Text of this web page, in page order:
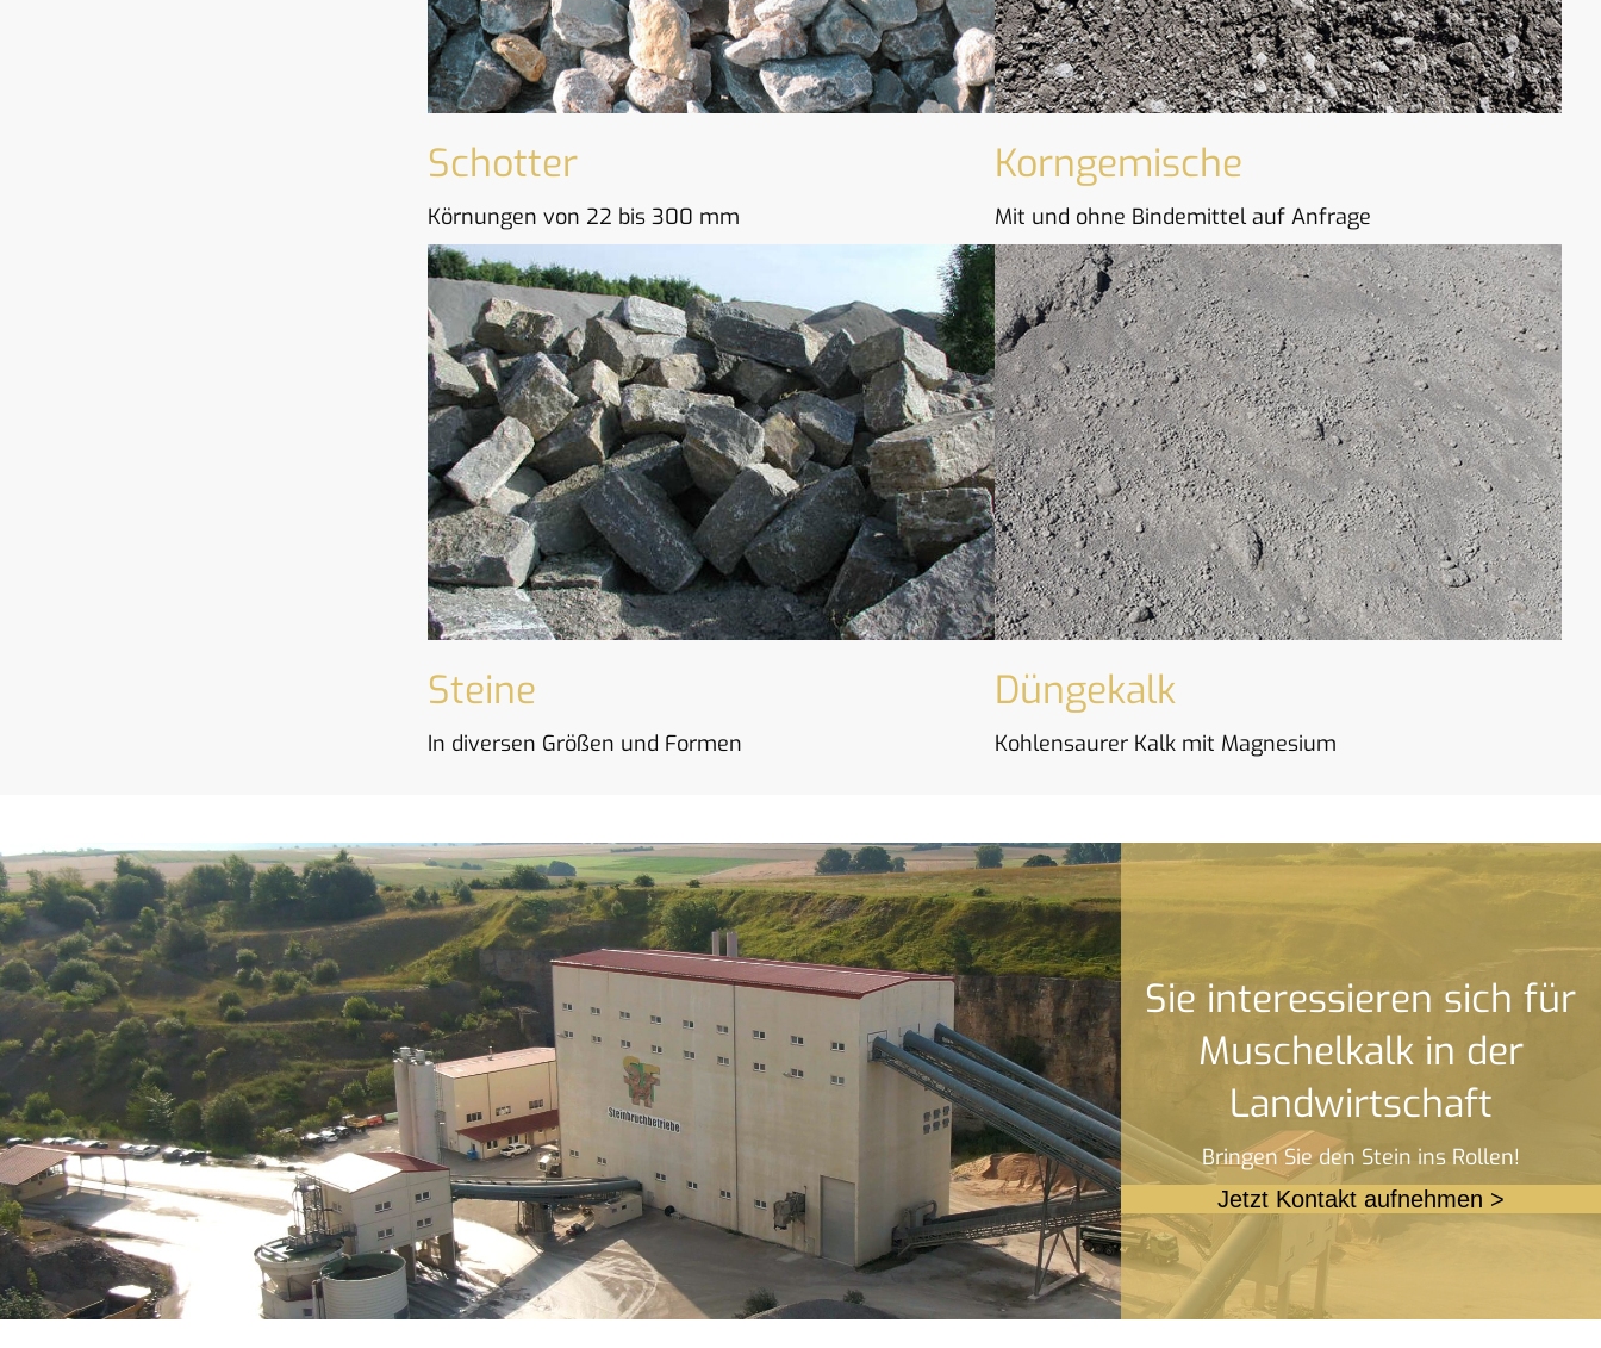
Schotter
Körnungen von 22 bis 300 mm
Korngemische
Mit und ohne Bindemittel auf Anfrage
Steine
In diversen Größen und Formen
Düngekalk
Kohlensaurer Kalk mit Magnesium
Sie interessieren sich für
Muschelkalk in der
Landwirt­schaft
Bringen Sie den Stein ins Rollen!
Jetzt Kontakt aufnehmen >